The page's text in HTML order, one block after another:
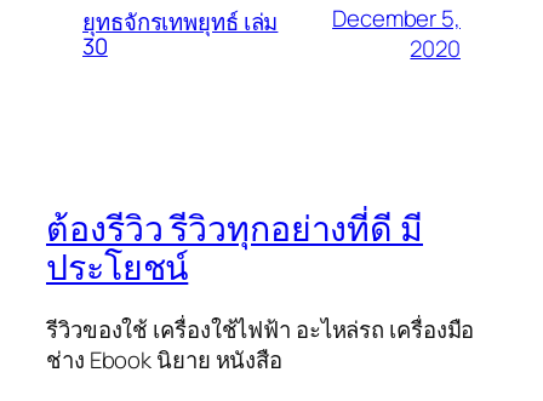
ยุทธจักรเทพยุทธ์ เล่ม
30
December 5,
2020
ต้องรีวิว รีวิวทุกอย่างที่ดี มี
ประโยชน์
รีวิวของใช้ เครื่องใช้ไฟฟ้า อะไหล่รถ เครื่องมือ
ช่าง Ebook นิยาย หนังสือ